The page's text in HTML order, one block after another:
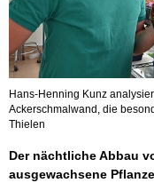
Hans-Henning Kunz
Ackerschmalwand, die
Thielen
Der nächtliche Abbau
ausgewachsene